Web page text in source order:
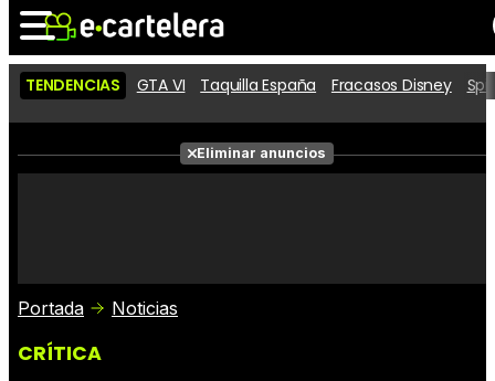
Noticias Cartelera
Películas
Críticas
TENDENCIAS GTA VI Taquilla España Fracasos Disney
Eliminar anuncios
Portada Noticias
CRÍTICA